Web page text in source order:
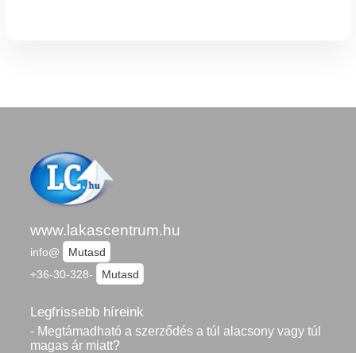
www.lakascentrum.hu
info@
Mutasd
+36-30-328-
Mutasd
Legfrissebb híreink
- Megtámadható a szerződés a túl alacsony vagy túl
magas ár miatt?